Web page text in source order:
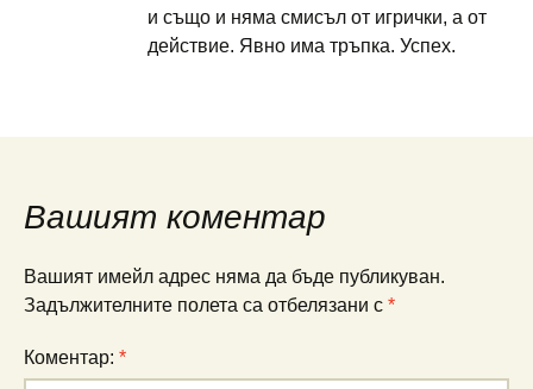
и също и няма смисъл от игрички, а от
действие. Явно има тръпка. Успех.
Вашият коментар
Вашият имейл адрес няма да бъде публикуван.
Задължителните полета са отбелязани с *
Коментар: *